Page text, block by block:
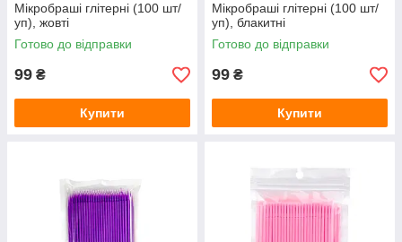
Мікробраші глітерні (100 шт/
уп), жовті
Готово до відправки
99 ₴
Купити
Мікробраші глітерні (100 шт/
уп), блакитні
Готово до відправки
99 ₴
Купити